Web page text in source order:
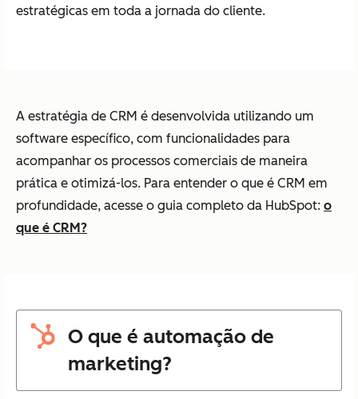
estratégicas em toda a jornada do cliente.
A estratégia de CRM é desenvolvida utilizando um
software específico, com funcionalidades para
acompanhar os processos comerciais de maneira
prática e otimizá-los. Para entender o que é CRM em
profundidade, acesse o guia completo da HubSpot: o
que é CRM?
O que é automação de
marketing?